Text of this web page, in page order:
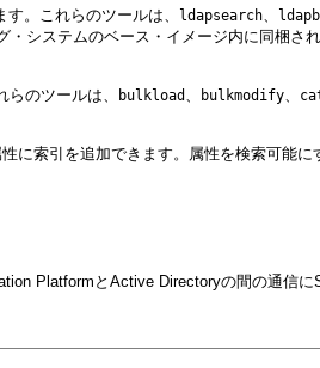
。これらのツールは、 ldapsearch、
システムのベース・イメージ内に同梱され
のツールは、 bulkload 、 bulkmodify、
に索引を追加できます。属性を検索可能
PlatformとActive Directoryの間の通信